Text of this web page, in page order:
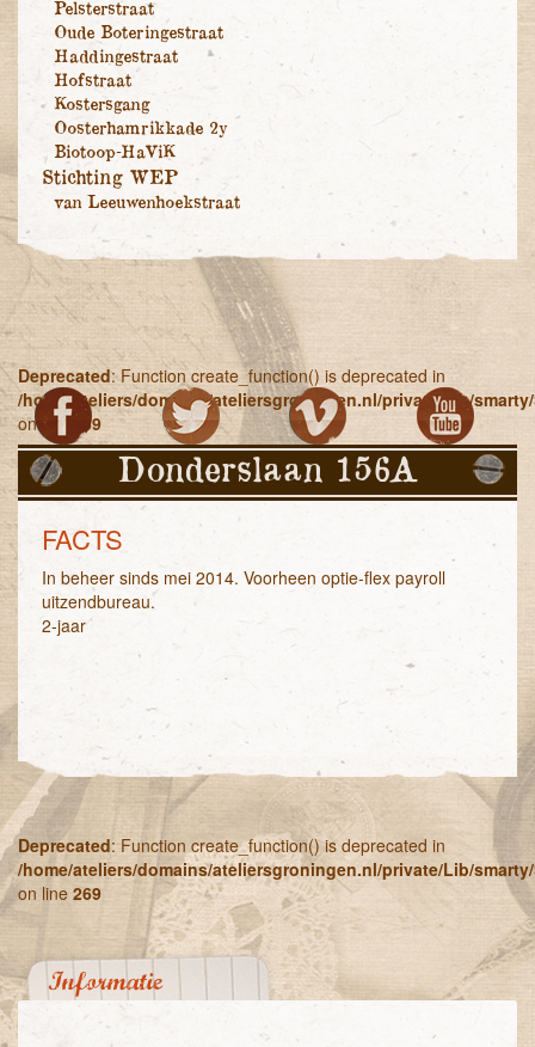
Pelsterstraat
Oude Boteringestraat
Haddingestraat
Hofstraat
Kostersgang
Oosterhamrikkade 2y
Biotoop-HaViK
Stichting WEP
van Leeuwenhoekstraat
Deprecated: Function create_function() is deprecated in
/home/ateliers/domains/ateliersgroningen.nl/private/Lib/
on line 269
Donderslaan 156A
FACTS
In beheer sinds mei 2014. Voorheen optie-flex payroll
uitzendbureau.
2-jaar
Deprecated: Function create_function() is deprecated in
/home/ateliers/domains/ateliersgroningen.nl/private/Lib/
on line 269
Informatie